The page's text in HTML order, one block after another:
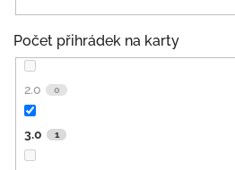
Počet přihrádek na karty
2.0 0
3.0 1